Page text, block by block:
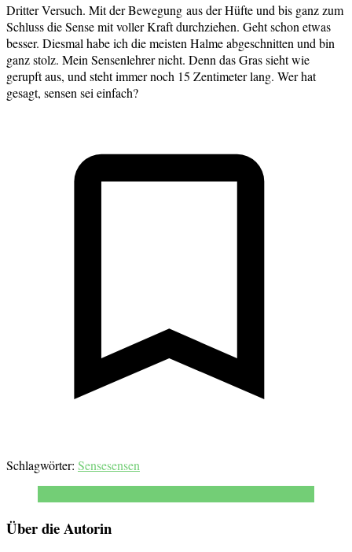
Dritter Versuch. Mit der Bewegung aus der Hüfte und bis ganz zum
Schluss die Sense mit voller Kraft durchziehen. Geht schon etwas
besser. Diesmal habe ich die meisten Halme abgeschnitten und bin
ganz stolz. Mein Sensenlehrer nicht. Denn das Gras sieht wie
gerupft aus, und steht immer noch 15 Zentimeter lang. Wer hat
gesagt, sensen sei einfach?
Schlagwörter: Sensesensen
Über die Autorin